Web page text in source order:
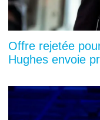
Offre rejetée
Hughes envoie